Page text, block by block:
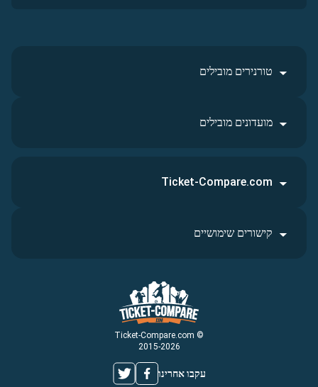
טורנירים מובילים
מועדונים מובילים
© Ticket-Compare.com
2015-2026
עקבו אחרינו
Ticket-Compare.com
קישורים שימושיים